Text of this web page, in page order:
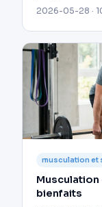
2026-05-28 ·
musculation et
Musculation
bienfaits